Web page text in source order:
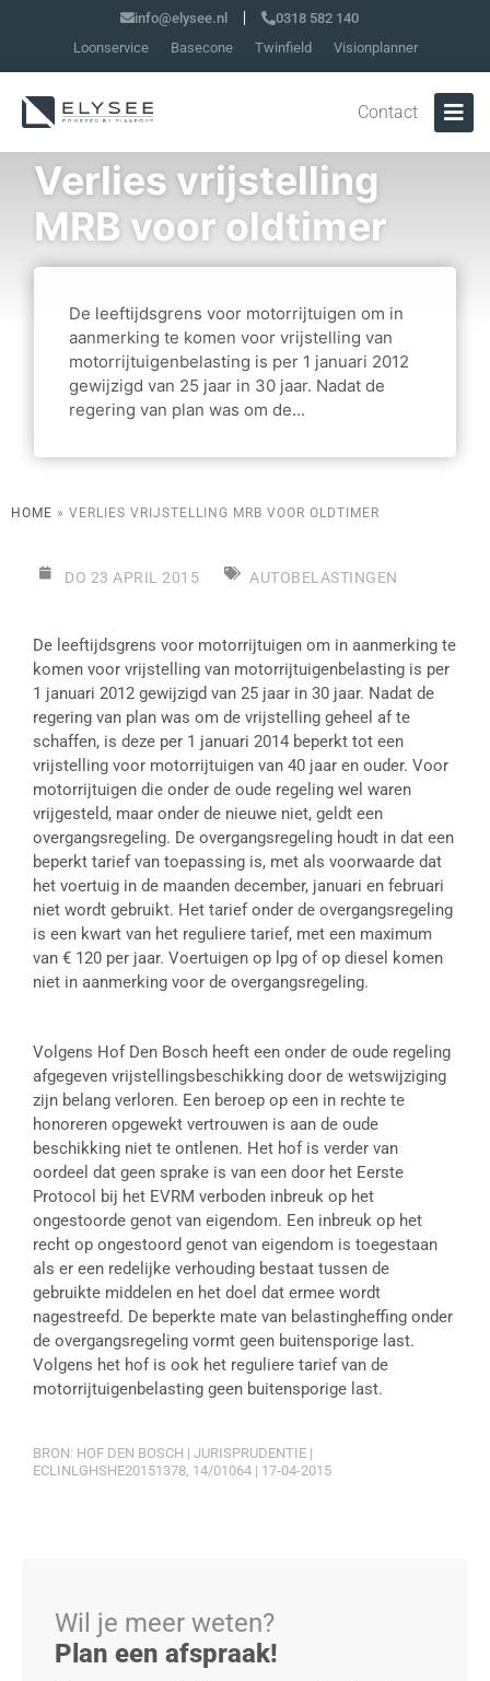
info@elysee.nl
0318 582 140
Loonservice
Basecone Twinfield Visionplanner
Contact
Verlies vrijstelling
MRB voor oldtimer
De leeftijdsgrens voor motorrijtuigen om in
aanmerking te komen voor vrijstelling van
motorrijtuigenbelasting is per 1 januari 2012
gewijzigd van 25 jaar in 30 jaar. Nadat de
regering van plan was om de...
HOME » VERLIES VRIJSTELLING MRB VOOR OLDTIMER
DO 23 APRIL 2015 AUTOBELASTINGEN
De leeftijdsgrens voor motorrijtuigen om in aanmerking te
komen voor vrijstelling van motorrijtuigenbelasting is per
1 januari 2012 gewijzigd van 25 jaar in 30 jaar. Nadat de
regering van plan was om de vrijstelling geheel af te
schaffen, is deze per 1 januari 2014 beperkt tot een
vrijstelling voor motorrijtuigen van 40 jaar en ouder. Voor
motorrijtuigen die onder de oude regeling wel waren
vrijgesteld, maar onder de nieuwe niet, geldt een
overgangsregeling. De overgangsregeling houdt in dat een
beperkt tarief van toepassing is, met als voorwaarde dat
het voertuig in de maanden december, januari en februari
niet wordt gebruikt. Het tarief onder de overgangsregeling
is een kwart van het reguliere tarief, met een maximum
van € 120 per jaar. Voertuigen op lpg of op diesel komen
niet in aanmerking voor de overgangsregeling.
Volgens Hof Den Bosch heeft een onder de oude regeling
afgegeven vrijstellingsbeschikking door de wetswijziging
zijn belang verloren. Een beroep op een in rechte te
honoreren opgewekt vertrouwen is aan de oude
beschikking niet te ontlenen. Het hof is verder van
oordeel dat geen sprake is van een door het Eerste
Protocol bij het EVRM verboden inbreuk op het
ongestoorde genot van eigendom. Een inbreuk op het
recht op ongestoord genot van eigendom is toegestaan
als er een redelijke verhouding bestaat tussen de
gebruikte middelen en het doel dat ermee wordt
nagestreefd. De beperkte mate van belastingheffing onder
de overgangsregeling vormt geen buitensporige last.
Volgens het hof is ook het reguliere tarief van de
motorrijtuigenbelasting geen buitensporige last.
BRON: HOF DEN BOSCH | JURISPRUDENTIE |
ECLINLGHSHE20151378, 14/01064 | 17-04-2015
Wil je meer weten?
Plan een afspraak!